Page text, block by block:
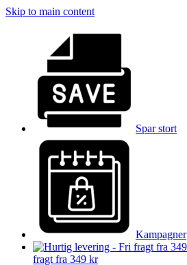
Skip to main content
Spar stort
Kampagner
fragt fra 349 kr